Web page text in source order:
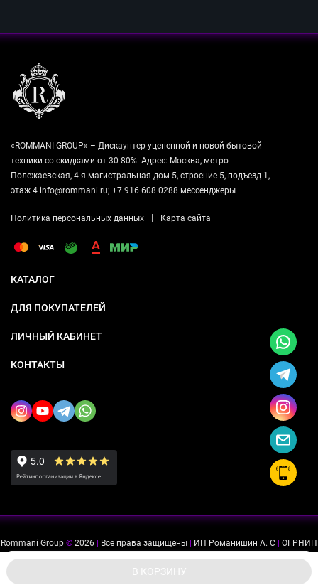
В КОРЗИНУ
«ROMMANI GROUP» – Дискаунтер уцененной и новой бытовой
техники со скидками от 30-80%. Адрес: Москва, метро
Полежаевская, 4-я магистральная дом 5, строение 5, подъезд 1,
этаж 4 info@rommani.ru; +7 916 608 0288 мессенджеры
Политика персональных данных | Карта сайта
КАТАЛОГ
ДЛЯ ПОКУПАТЕЛЕЙ
ЛИЧНЫЙ КАБИНЕТ
КОНТАКТЫ
Rommani Group © 2026 Все права защищены ИП Романишин А. С
ОГРНИП